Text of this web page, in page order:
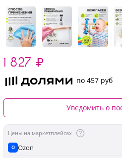
1 827 ₽
по 457 руб
Уведомить о
Цены на маркетплейсах
O Ozon